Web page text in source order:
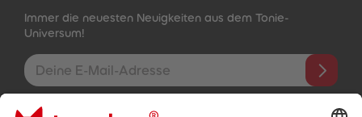
Immer die neuesten Neuigkeiten aus dem Tonie-
Universum!
E-Mail-Addresse
Mit dem Absenden abonnierst du unseren E-Mail-Newsletter, der